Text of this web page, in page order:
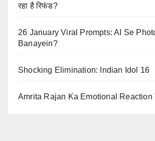
रहा है रिफंड?
26 January Viral Prompts: AI Se
Banayein?
Shocking Elimination: Indian Idol 16
Amrita Rajan Ka Emotional Reaction